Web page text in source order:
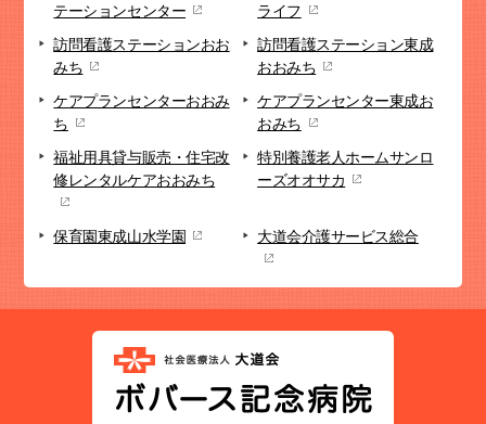
テーションセンター
ライフ
訪問看護ステーションおお
みち
訪問看護ステーション東成
おおみち
ケアプランセンターおおみ
ち
ケアプランセンター東成お
おみち
福祉用具貸与販売・住宅改
修レンタルケアおおみち
特別養護老人ホームサンロ
ーズオオサカ
保育園東成山水学園 大道会介護サービス総合